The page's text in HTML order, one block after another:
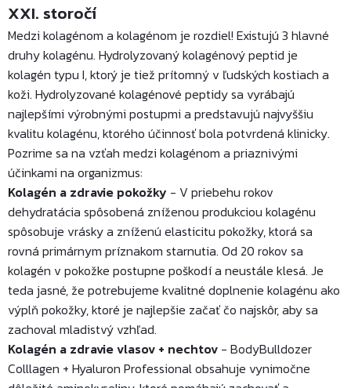
XXI. storočí
Medzi kolagénom a kolagénom je rozdiel! Existujú 3 hlavné
druhy kolagénu. Hydrolyzovaný kolagénový peptid je
kolagén typu I, ktorý je tiež prítomný v ľudských kostiach a
koži. Hydrolyzované kolagénové peptidy sa vyrábajú
najlepšími výrobnými postupmi a predstavujú najvyššiu
kvalitu kolagénu, ktorého účinnosť bola potvrdená klinicky.
Pozrime sa na vzťah medzi kolagénom a priaznivými
účinkami na organizmus:
Kolagén a zdravie pokožky - V priebehu rokov
dehydratácia spôsobená zníženou produkciou kolagénu
spôsobuje vrásky a zníženú elasticitu pokožky, ktorá sa
rovná primárnym príznakom starnutia. Od 20 rokov sa
kolagén v pokožke postupne poškodí a neustále klesá. Je
teda jasné, že potrebujeme kvalitné doplnenie kolagénu ako
výplň pokožky, ktoré je najlepšie začať čo najskôr, aby sa
zachoval mladistvý vzhľad.
Kolagén a zdravie vlasov + nechtov - BodyBulldozer
Colllagen + Hyaluron Professional obsahuje vynimočne